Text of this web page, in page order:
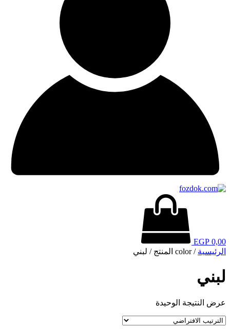
0,00
EGP
الرئيسية / color المنتج / لبني
لبني
عرض النتيجة الوحيدة